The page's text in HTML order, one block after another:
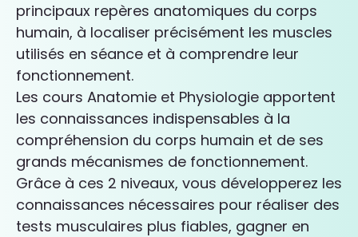
principaux repères anatomiques du corps
humain, à localiser précisément les muscles
utilisés en séance et à comprendre leur
fonctionnement.
Les cours Anatomie et Physiologie apportent
les connaissances indispensables à la
compréhension du corps humain et de ses
grands mécanismes de fonctionnement.
Grâce à ces 2 niveaux, vous développerez les
connaissances nécessaires pour réaliser des
tests musculaires plus fiables, gagner en